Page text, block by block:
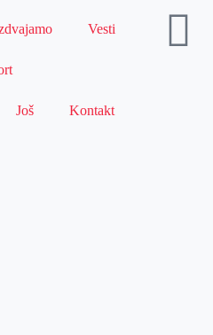
Vesti
Još Kontakt